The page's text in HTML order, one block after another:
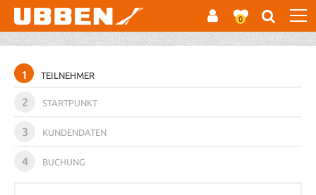
0
1 TEILNEHMER
2 STARTPUNKT
3 KUNDENDATEN
4 BUCHUNG